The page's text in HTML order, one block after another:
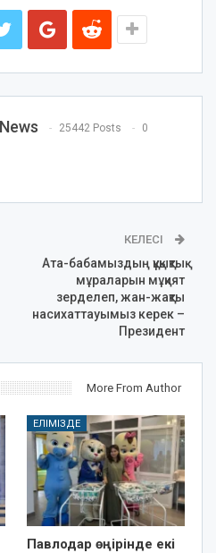
25442 Posts 0
КЕЛЕСІ
Ата-бабамыздың құқықтық
мұраларын мұқият
зерделеп, жан-жақты
насихаттауымыз керек –
Президент
More From Author
ЕЛІМІЗДЕ
Павлодар өңірінде екі